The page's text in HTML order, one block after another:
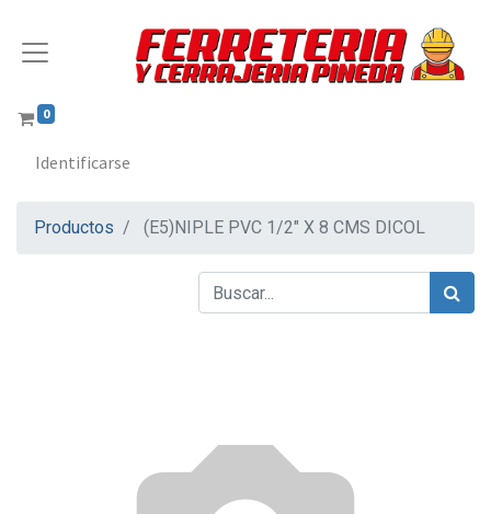
0
Identificarse
Productos (E5)NIPLE PVC 1/2" X 8 CMS DICOL